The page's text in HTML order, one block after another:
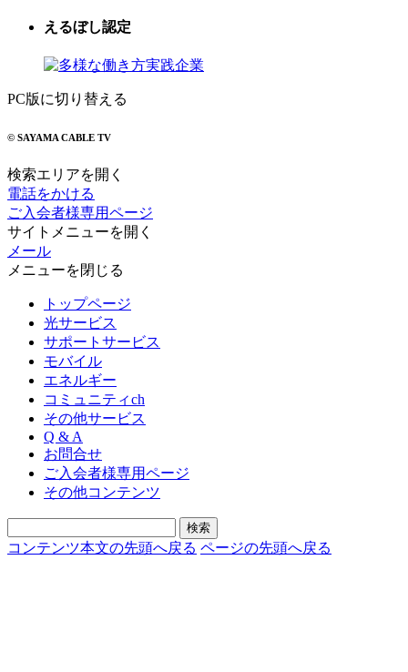
えるぼし認定
PC版に切り替える
© SAYAMA CABLE TV
検索エリアを開く
電話をかける
ご入会者様専用ページ
サイトメニューを開く
メール
メニューを閉じる
トップページ
光サービス
サポートサービス
モバイル
エネルギー
コミュニティch
その他サービス
Q & A
お問合せ
ご入会者様専用ページ
その他コンテンツ
コンテンツ本文の先頭へ戻る ページの先頭へ戻る